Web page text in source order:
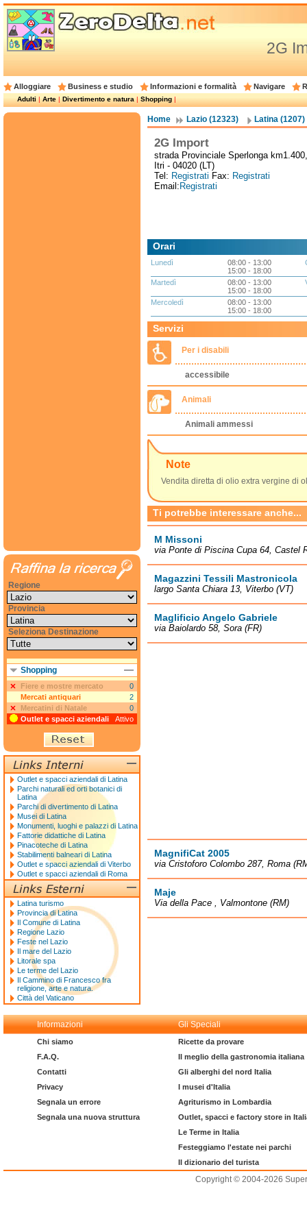
2G
Alloggiare Business e studio Informazioni e formalità Navigare
Adulti|Arte|Divertimento e natura|Shopping|
Home Lazio (12323) Latina (1207)
2G Import
strada Provinciale Sperlonga km1.400,
Itri - 04020 (LT)
Tel: Registrati Fax: Registrati
Email: Registrati
Orari
Lunedì
08:00 - 13:00
15:00 - 18:00
Martedì
08:00 - 13:00
15:00 - 18:00
Mercoledì
08:00 - 13:00
15:00 - 18:00
Servizi
Per i disabili
accessibile
Animali
Animali ammessi
Note
Vendita diretta di olio extra vergine di
Ti potrebbe interessare anche...
M Missoni
via Ponte di Piscina Cupa 64, Castel
Magazzini Tessili Mastronicola
largo Santa Chiara 13, Viterbo (VT)
Maglificio Angelo Gabriele
via Baiolardo 58, Sora (FR)
MagnifiCat 2005
via Cristoforo Colombo 287, Roma
Maje
Via della Pace , Valmontone (RM)
Regione
Provincia
Seleziona Destinazione
Shopping
Fiere e mostre mercato
0
Mercati antiquari
2
Mercatini di Natale
0
Outlet e spacci aziendali
Attivo
Outlet e spacci aziendali di Latina
Parchi naturali ed orti botanici di
Latina
Parchi di divertimento di Latina
Musei di Latina
Monumenti, luoghi e palazzi di Latina
Fattorie didattiche di Latina
Pinacoteche di Latina
Stabilimenti balneari di Latina
Outlet e spacci aziendali di Viterbo
Outlet e spacci aziendali di Roma
Latina turismo
Provincia di Latina
Il Comune di Latina
Regione Lazio
Feste nel Lazio
Il mare del Lazio
Litorale spa
Le terme del Lazio
Il Cammino di Francesco fra
religione, arte e natura.
Città del Vaticano
Informazioni Gli Speciali
Chi siamo
F.A.Q.
Contatti
Privacy
Segnala un errore
Segnala una nuova struttura
Ricette da provare
Il meglio della gastronomia italiana
Gli alberghi del nord Italia
I musei d'Italia
Agriturismo in Lombardia
Outlet, spacci e factory store in
Le Terme in Italia
Festeggiamo l'estate nei parchi
Il dizionario del turista
Copyright © 2004-2026